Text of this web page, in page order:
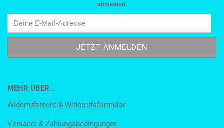
abmelden.
MEHR ÜBER...
Widerrufsrecht & Widerrufsformular
Versand- & Zahlungsbedingungen